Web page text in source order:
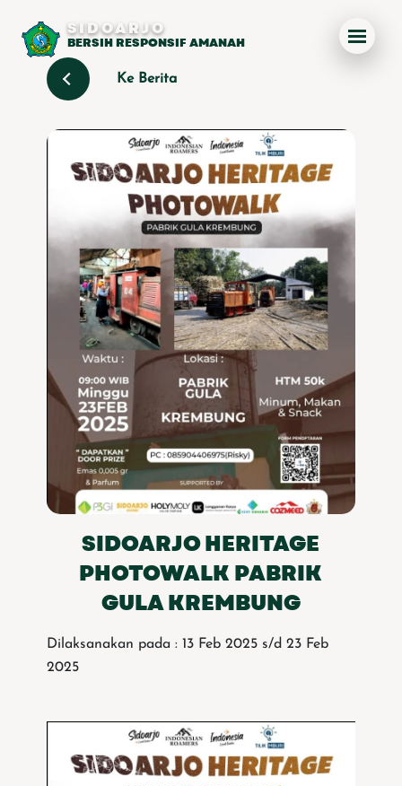
SIDOARJO
BERSIH RESPONSIF AMANAH
Ke Berita
SIDOARJO HERITAGE
PHOTOWALK PABRIK
GULA KREMBUNG
Dilaksanakan pada : 13 Feb 2025 s/d 23 Feb
2025